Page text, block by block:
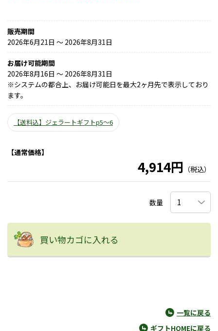
販売期間
2026年6月21日 〜 2026年8月31日
お届け可能期間
2026年8月16日 ～ 2026年8月31日
※システムの都合上、お届け可能日を最大2ヶ月先で表示しており
ます。
【送料込】ジェラートギフトp5～6
【通常価格】
4,914円 （税込）
数量
買い物カゴに入れる
一覧に戻る
ギフトHOMEに戻る